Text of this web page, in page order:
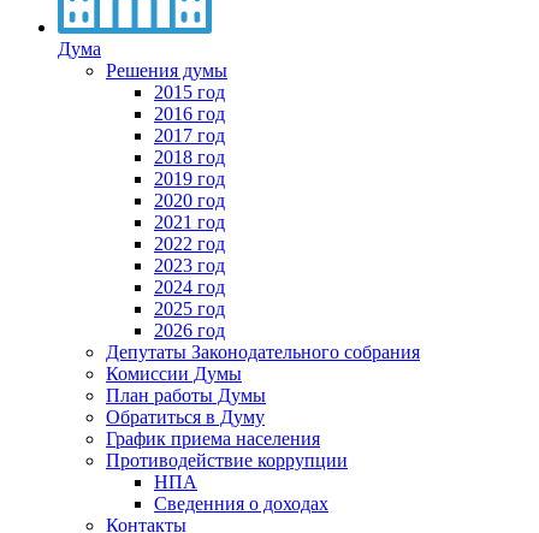
Дума
Решения думы
2015 год
2016 год
2017 год
2018 год
2019 год
2020 год
2021 год
2022 год
2023 год
2024 год
2025 год
2026 год
Депутаты Законодательного собрания
Комиссии Думы
План работы Думы
Обратиться в Думу
График приема населения
Противодействие коррупции
НПА
Сведенния о доходах
Контакты